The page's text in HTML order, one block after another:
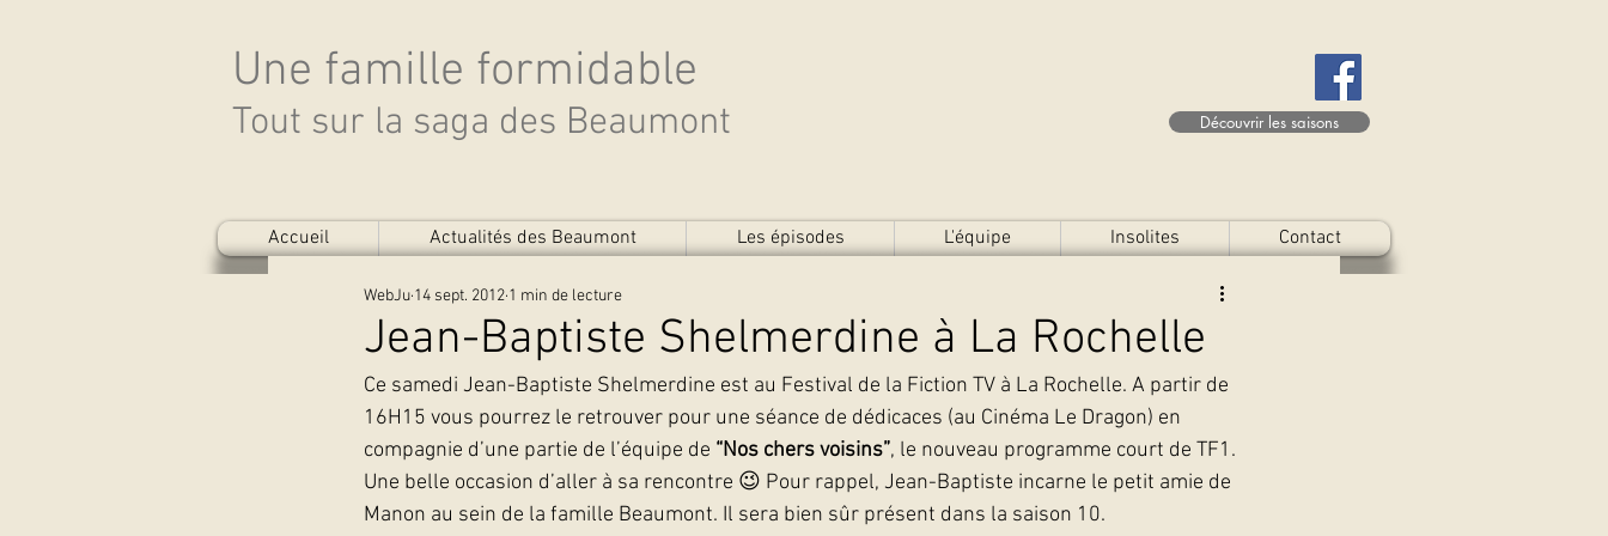
Une famille formidable
Tout sur la saga des Beaumont Découvrir les saisons
Accueil Actualités des Beaumont Les épisodes L'équipe Insolites Contact
Jean-Baptiste Shelmerdine à La Rochelle
WebJu 14 sept. 2012 1 min de lecture
Ce samedi Jean-Baptiste Shelmerdine est au Festival de la Fiction TV à La Rochelle. A partir de
16H15 vous pourrez le retrouver pour une séance de dédicaces (au Cinéma Le Dragon) en
compagnie d’une partie de l’équipe de “Nos chers voisins”, le nouveau programme court de TF1.
Une belle occasion d’aller à sa rencontre 😉 Pour rappel, Jean-Baptiste incarne le petit amie de
Manon au sein de la famille Beaumont. Il sera bien sûr présent dans la saison 10.